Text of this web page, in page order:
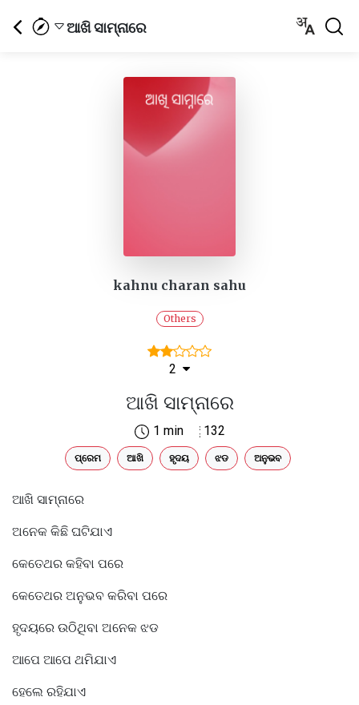
ଆଖି ସାମ୍ନାରେ
kahnu charan sahu
Others
2
ଆଖି ସାମ୍ନାରେ
1 min 132
ପ୍ରେମ ଆଖି ହୃଦୟ ଝଡ ଅନୁଭବ
ଆଖି ସାମ୍ନାରେ
ଅନେକ କିଛି ଘଟିଯାଏ
କେତେଥର କହିବା ପରେ
କେତେଥର ଅନୁଭବ କରିବା ପରେ
ହୃଦୟରେ ଉଠିଥିବା ଅନେକ ଝଡ
ଆପେ ଆପେ ଥମିଯାଏ
ହେଲେ ରହିଯାଏ